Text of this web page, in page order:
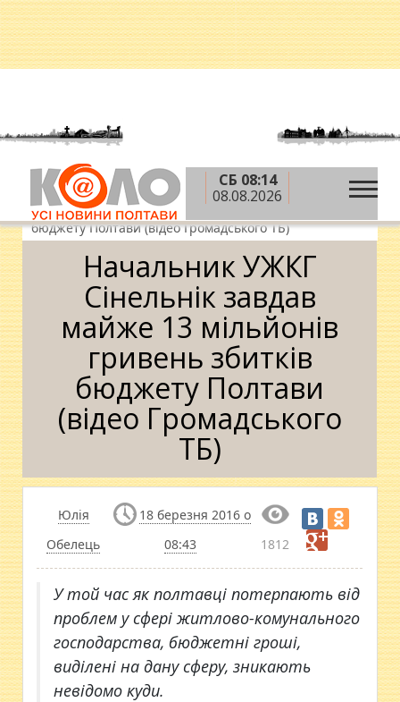
СБ 08:14
08.08.2026
Головна » Новини » Влада »Начальник УЖКГ
Сінельнік завдав майже 13 мільйонів гривень збитків
бюджету Полтави (відео Громадського ТБ)
Начальник УЖКГ
Сінельнік завдав
майже 13 мільйонів
гривень збитків
бюджету Полтави
(відео Громадського
ТБ)
Юлія
Обелець
18 березня 2016 о
08:43
1812
У той час як полтавці потерпають від
проблем у сфері житлово-комунального
господарства, бюджетні гроші,
виділені на дану сферу, зникають
невідомо куди.